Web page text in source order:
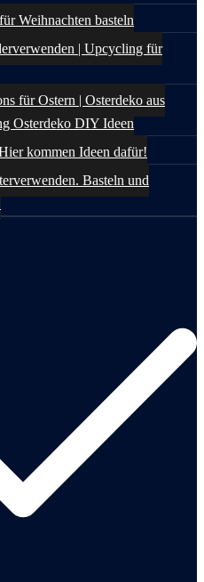
Weihnachten basteln
| Upcycling für
für Ostern | Osterdeko aus
Osterdeko DIY Ideen
kommen Ideen dafür!
Basteln und